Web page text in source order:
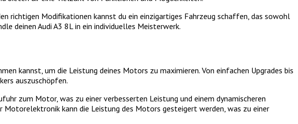
richtigen Modifikationen kannst du ein einzigartiges Fahrzeug schaffen, das sowohl
deinen Audi A3 8L in ein individuelles Meisterwerk.
kannst, um die Leistung deines Motors zu maximieren. Von einfachen Upgrades bis
auszuschöpfen.
zum Motor, was zu einer verbesserten Leistung und einem dynamischeren
Motorelektronik kann die Leistung des Motors gesteigert werden, was zu einer